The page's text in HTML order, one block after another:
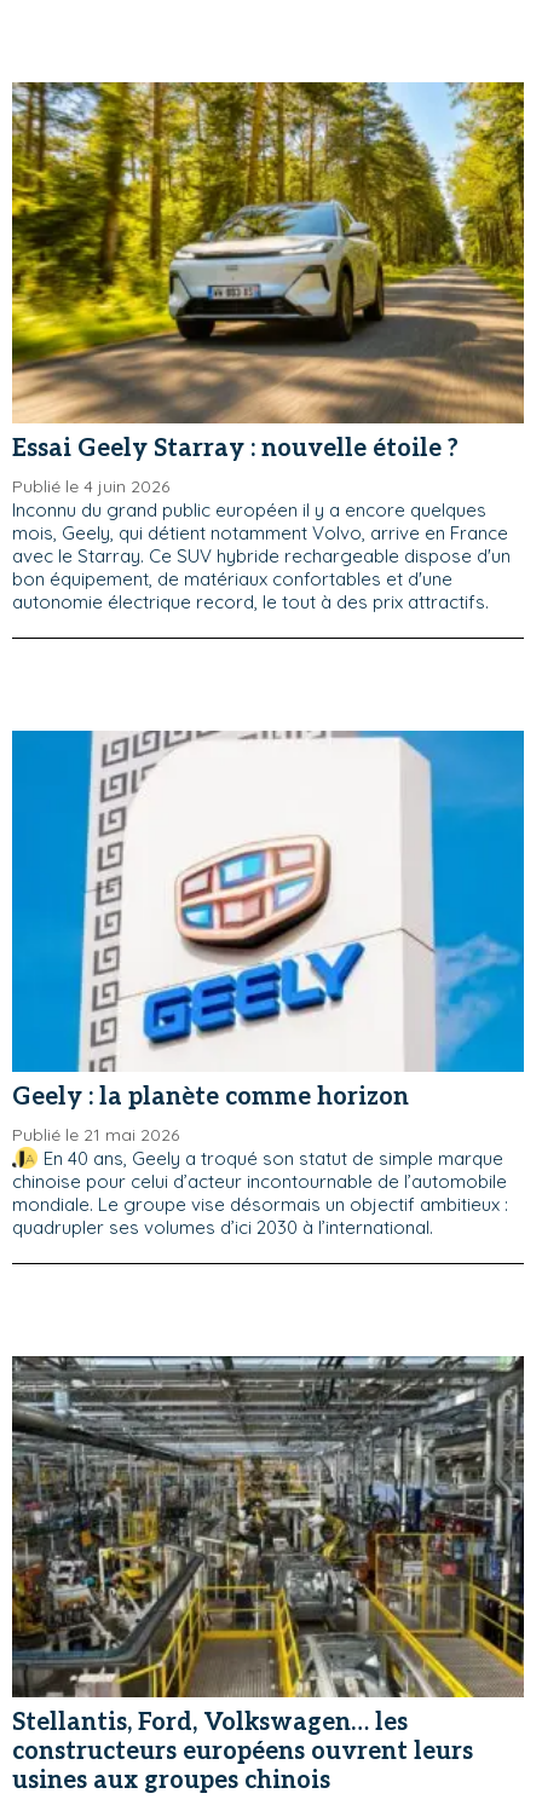
Essai Geely Starray : nouvelle étoile ?
Publié le 4 juin 2026
Inconnu du grand public européen il y a encore quelques
mois, Geely, qui détient notamment Volvo, arrive en France
avec le Starray. Ce SUV hybride rechargeable dispose d'un
bon équipement, de matériaux confortables et d'une
autonomie électrique record, le tout à des prix attractifs.
Geely : la planète comme horizon
Publié le 21 mai 2026
En 40 ans, Geely a troqué son statut de simple marque
chinoise pour celui d’acteur incontournable de l’automobile
mondiale. Le groupe vise désormais un objectif ambitieux :
quadrupler ses volumes d’ici 2030 à l’international.
Stellantis, Ford, Volkswagen… les
constructeurs européens ouvrent leurs
usines aux groupes chinois